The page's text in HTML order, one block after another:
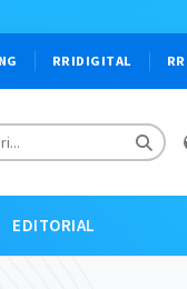
RRIDIGITAL
EDITORIAL